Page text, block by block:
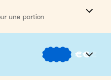
une portion
324 kcal
16 g
€€€
à -2 € par portion